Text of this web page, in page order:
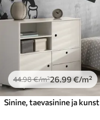
44.98€/m²26.99 €/m²
Sinine, taevasinine ja kunst